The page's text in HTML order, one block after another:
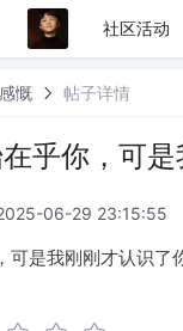
社区活动
感慨 帖子详情
乎你，可
06-29 23:15:55
可是我刚刚才认识了